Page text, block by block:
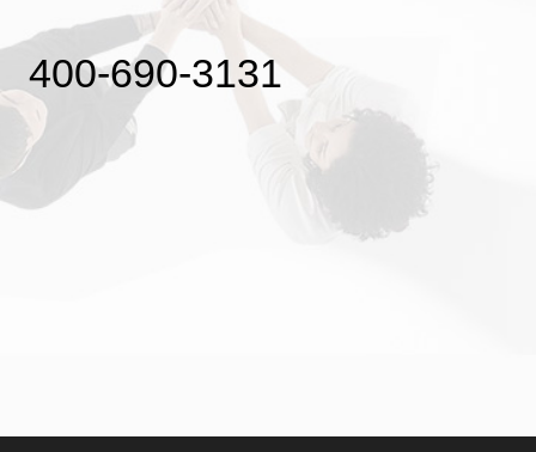
400-690-3131